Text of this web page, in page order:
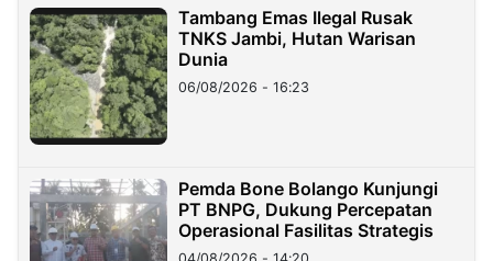
Tambang Emas Ilegal Rusak
TNKS Jambi, Hutan Warisan
Dunia
06/08/2026 - 16:23
Pemda Bone Bolango Kunjungi
PT BNPG, Dukung Percepatan
Operasional Fasilitas Strategis